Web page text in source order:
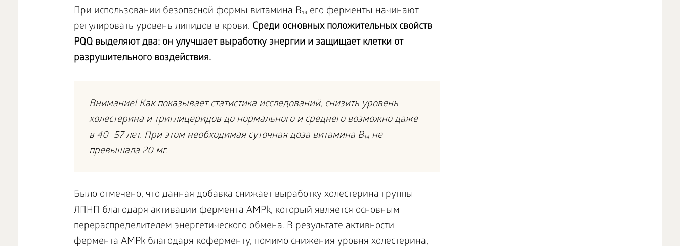
При использовании безопасной формы витамина B₁₄ его ферменты начинают
регулировать уровень липидов в крови. Среди основных положительных свойств
PQQ выделяют два: он улучшает выработку энергии и защищает клетки от
разрушительного воздействия.
Внимание! Как показывает статистика исследований, снизить уровень
холестерина и триглицеридов до нормального и среднего возможно даже
в 40–57 лет. При этом необходимая суточная доза витамина B₁₄ не
превышала 20 мг.
Было отмечено, что данная добавка снижает выработку холестерина группы
ЛПНП благодаря активации фермента AMPk, который является основным
перераспределителем энергетического обмена. В результате активности
фермента AMPk благодаря коферменту, помимо снижения уровня холестерина,